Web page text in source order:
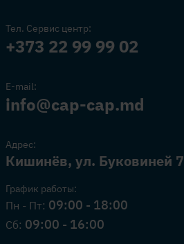
Тел. Сервис центр:
+373 22 99 99 02
E-mail:
info@cap-cap.md
Адрес:
Кишинёв, ул. Буковиней 7
График работы:
Пн - Пт: 09:00 - 18:00
Сб: 09:00 - 16:00